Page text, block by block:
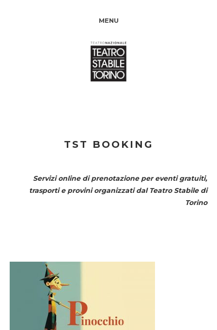
MENU
TST BOOKING
Servizi online di prenotazione per eventi gratuiti,
trasporti e provini organizzati dal Teatro Stabile di
Torino